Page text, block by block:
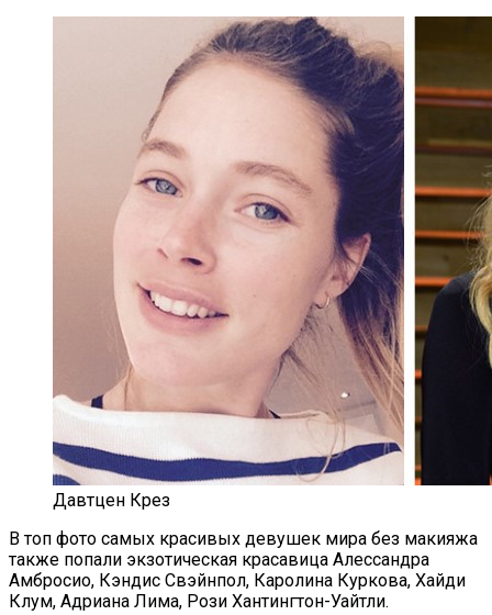
Давтцен Крез
В топ фото самых красивых девушек мира без макияжа
также попали экзотическая красавица Алессандра
Амбросио, Кэндис Свэйнпол, Каролина Куркова, Хайди
Клум, Адриана Лима, Рози Хантингтон-Уайтли.